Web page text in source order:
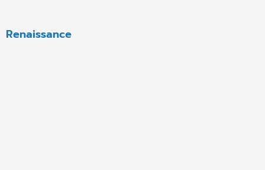
Renaissance